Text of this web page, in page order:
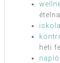
heti